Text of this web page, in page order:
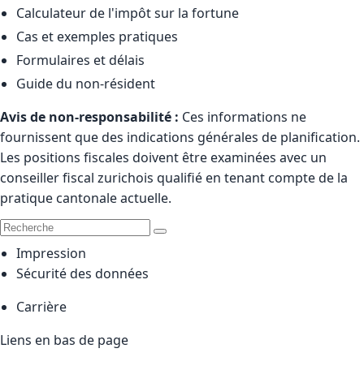
Calculateur de l'impôt sur la fortune
Cas et exemples pratiques
Formulaires et délais
Guide du non-résident
Avis de non-responsabilité : Ces informations ne
fournissent que des indications générales de planification.
Les positions fiscales doivent être examinées avec un
conseiller fiscal zurichois qualifié en tenant compte de la
pratique cantonale actuelle.
Impression
Sécurité des données
Carrière
Liens en bas de page